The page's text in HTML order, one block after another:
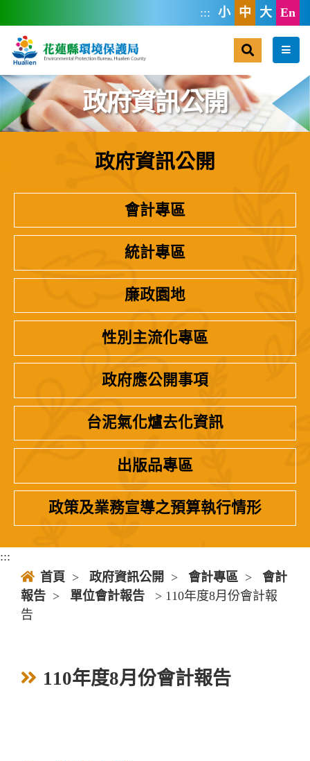
::: 小 中 大 En
選單
政府資訊公開
政府資訊公開
會計專區
統計專區
廉政園地
性別主流化專區
政府應公開事項
台泥氣化爐去化資訊
出版品專區
政策及業務宣導之預算執行情形
:::
首頁 > 政府資訊公開 > 會計專區 >
會計
報告 > 單位會計報告
> 110年度8月份會計報
告
110年度8月份會計報告